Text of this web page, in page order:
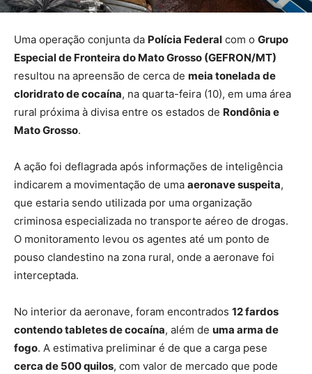
Uma operação conjunta da Polícia Federal com o Grupo
Especial de Fronteira do Mato Grosso (GEFRON/MT)
resultou na apreensão de cerca de meia tonelada de
cloridrato de cocaína, na quarta-feira (10), em uma área
rural próxima à divisa entre os estados de Rondônia e
Mato Grosso.
A ação foi deflagrada após informações de inteligência
indicarem a movimentação de uma aeronave suspeita,
que estaria sendo utilizada por uma organização
criminosa especializada no transporte aéreo de drogas.
O monitoramento levou os agentes até um ponto de
pouso clandestino na zona rural, onde a aeronave foi
interceptada.
No interior da aeronave, foram encontrados 12 fardos
contendo tabletes de cocaína, além de uma arma de
fogo. A estimativa preliminar é de que a carga pese
cerca de 500 quilos, com valor de mercado que pode